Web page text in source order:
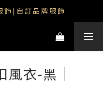
授權品牌｜Care Bears
| 自 訂 品 牌 服 飾
授權品牌｜Care Bears
衣-黑｜